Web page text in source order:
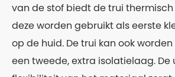
van de stof biedt de trui
deze worden gebruikt als eerste
op de huid. De trui kan ook
een tweede, extra isolatielaag. De